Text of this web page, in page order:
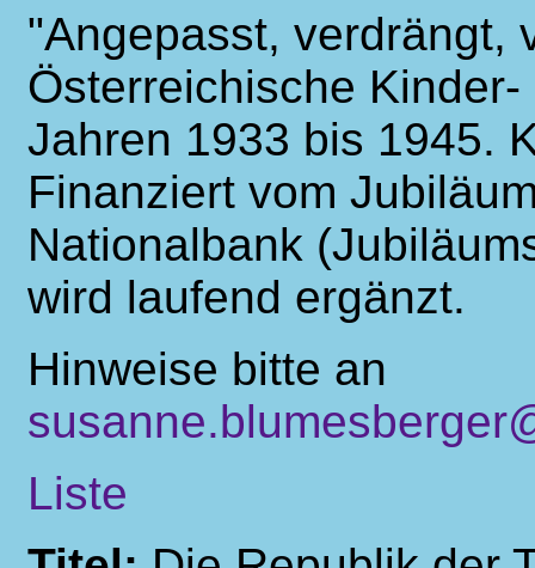
"Angepasst, verdrängt,
Österreichische
Jahren 1933 bis 1945.
Finanziert vom
Nationalbank
wird laufend ergänzt.
Hinweise bitte an
Liste